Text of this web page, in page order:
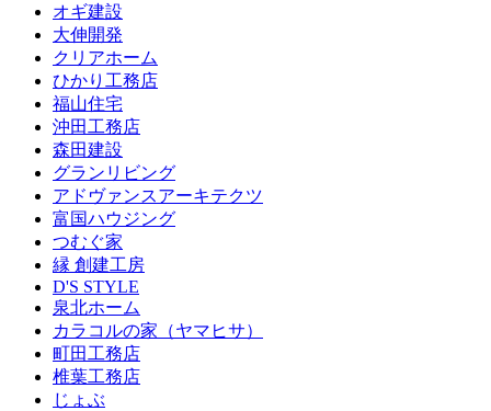
オギ建設
大伸開発
クリアホーム
ひかり工務店
福山住宅
沖田工務店
森田建設
グランリビング
アドヴァンスアーキテクツ
富国ハウジング
つむぐ家
縁 創建工房
D'S STYLE
泉北ホーム
カラコルの家（ヤマヒサ）
町田工務店
椎葉工務店
じょぶ